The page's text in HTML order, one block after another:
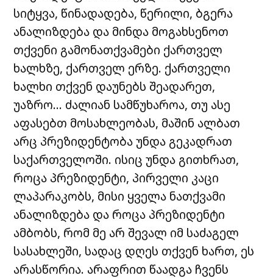
სიტყვა, წინადადება, წერილი, ბგერა
ანალიზდება და მინდა მოგახსენოთ
თქვენი გამონათქვამები ქართველ
ხალხზე, ქართველ ერზე. ქართველი
ხალხი თქვენ დაუნებს შეადარეთ,
უაზრო… ძალიან სამწუხაროა, თუ ასე
აფასებთ მოსახლეობას, მაშინ ალბათ
არც პრეზიდენტობა უნდა გეკადრათ
საქართველოში. ისიც უნდა გითხრათ,
როცა პრეზიდენტი, პირველი კაცი
ლაპარაკობს, მისი ყველა ნათქვამი
ანალიზდება და როცა პრეზიდენტი
ამბობს, რომ მე არ შევალ იმ საძაგელ
სასახლეში, სადაც დღეს თქვენ ხართ, ეს
არასწორია. არაფრით წაადგა ჩვენს